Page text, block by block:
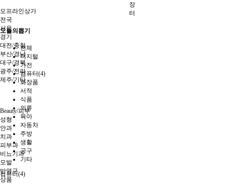
오프라인상가
전국
서울
경기
대전/충청
부산/경남
대구/경북
광주/전라
제주/기타
Beauty/피부
성형
안과
치과
피부과
비뇨기과
모발
반영구
상품
장
터
오늘의뽑기
전체
디지털
가전
컴퓨터(4)
화장품
서적
식품
의류
육아
자동차
주방
생활
공구
기타
컴퓨터(4)